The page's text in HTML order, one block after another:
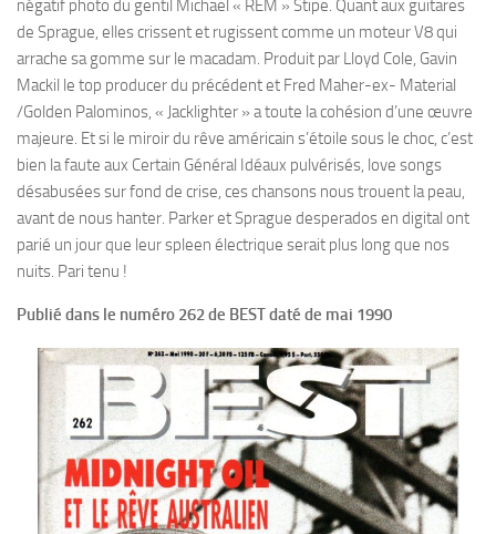
négatif photo du gentil Michael « REM » Stipe. Quant aux guitares
de Sprague, elles crissent et rugissent comme un moteur V8 qui
arrache sa gomme sur le macadam. Produit par Lloyd Cole, Gavin
Mackil le top producer du précédent et Fred Maher-ex- Material
/Golden Palominos, « Jacklighter » a toute la cohésion d’une œuvre
majeure. Et si le miroir du rêve américain s’étoile sous le choc, c’est
bien la faute aux Certain Général Idéaux pulvérisés, love songs
désabusées sur fond de crise, ces chansons nous trouent la peau,
avant de nous hanter. Parker et Sprague desperados en digital ont
parié un jour que leur spleen électrique serait plus long que nos
nuits. Pari tenu !
Publié dans le numéro 262 de BEST daté de mai 1990